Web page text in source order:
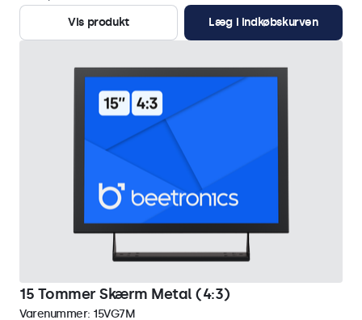
Vis produkt
Læg i indkøbskurven
15 Tommer Skærm Metal (4:3)
Varenummer: 15VG7M